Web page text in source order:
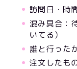
訪問日・時
混み具合：
いてる）
誰と行った
注文したも